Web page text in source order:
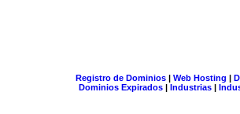
Registro de Dominios| Web Hosting |
Dominios Expirados | Industrias |